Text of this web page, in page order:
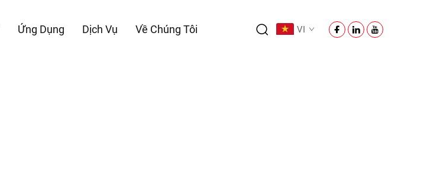
Ứng Dụng Dịch Vụ Về Chúng Tôi VI